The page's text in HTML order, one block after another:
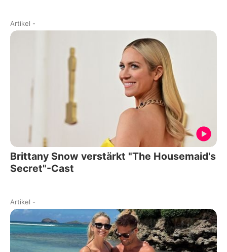
Artikel -
Brittany Snow verstärkt "The Housemaid's
Secret"-Cast
Artikel -